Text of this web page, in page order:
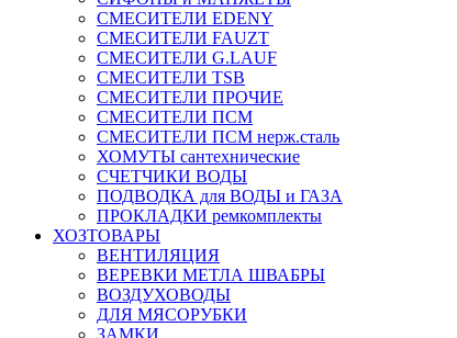
СМЕСИТЕЛИ EDENY
СМЕСИТЕЛИ FAUZT
СМЕСИТЕЛИ G.LAUF
СМЕСИТЕЛИ TSB
СМЕСИТЕЛИ ПРОЧИЕ
СМЕСИТЕЛИ ПСМ
СМЕСИТЕЛИ ПСМ нерж.сталь
ХОМУТЫ сантехнические
СЧЕТЧИКИ ВОДЫ
ПОДВОДКА для ВОДЫ и ГАЗА
ПРОКЛАДКИ ремкомплекты
ХОЗТОВАРЫ
ВЕНТИЛЯЦИЯ
ВЕРЕВКИ МЕТЛА ШВАБРЫ
ВОЗДУХОВОДЫ
ДЛЯ МЯСОРУБКИ
ЗАМКИ